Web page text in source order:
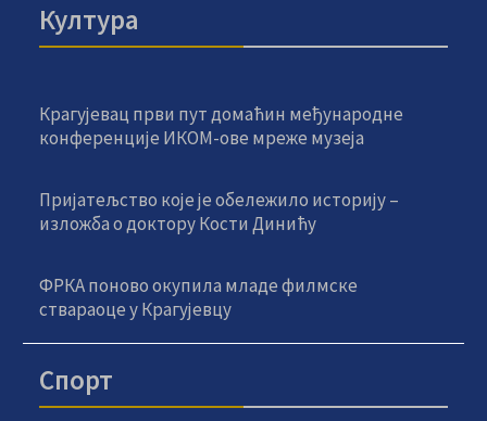
Култура
Крагујевац први пут домаћин међународне
конференције ИКОМ-ове мреже музеја
Пријатељство које је обележило историју –
изложба о доктору Кости Динићу
ФРКА поново окупила младе филмске
ствараоце у Крагујевцу
Спорт